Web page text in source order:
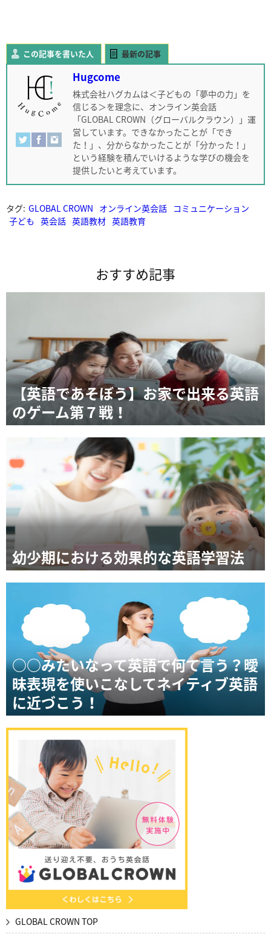
この記事を書いた人 最新の記事
Hugcome
株式会社ハグカムは＜子どもの「夢中の力」を
信じる＞を理念に、オンライン英会話
「GLOBAL CROWN（グローバルクラウン）」運
営しています。できなかったことが「でき
た！」、分からなかったことが「分かった！」
という経験を積んでいけるような学びの機会を
提供したいと考えています。
タグ: GLOBAL CROWN オンライン英会話 コミュニケーション
子ども 英会話 英語教材 英語教育
おすすめ記事
【英語であそぼう】お家で出来る英語
のゲーム第７戦！
幼少期における効果的な英語学習法
○○みたいなって英語で何て言う？曖
昧表現を使いこなしてネイティブ英語
に近づこう！
GLOBAL CROWN TOP